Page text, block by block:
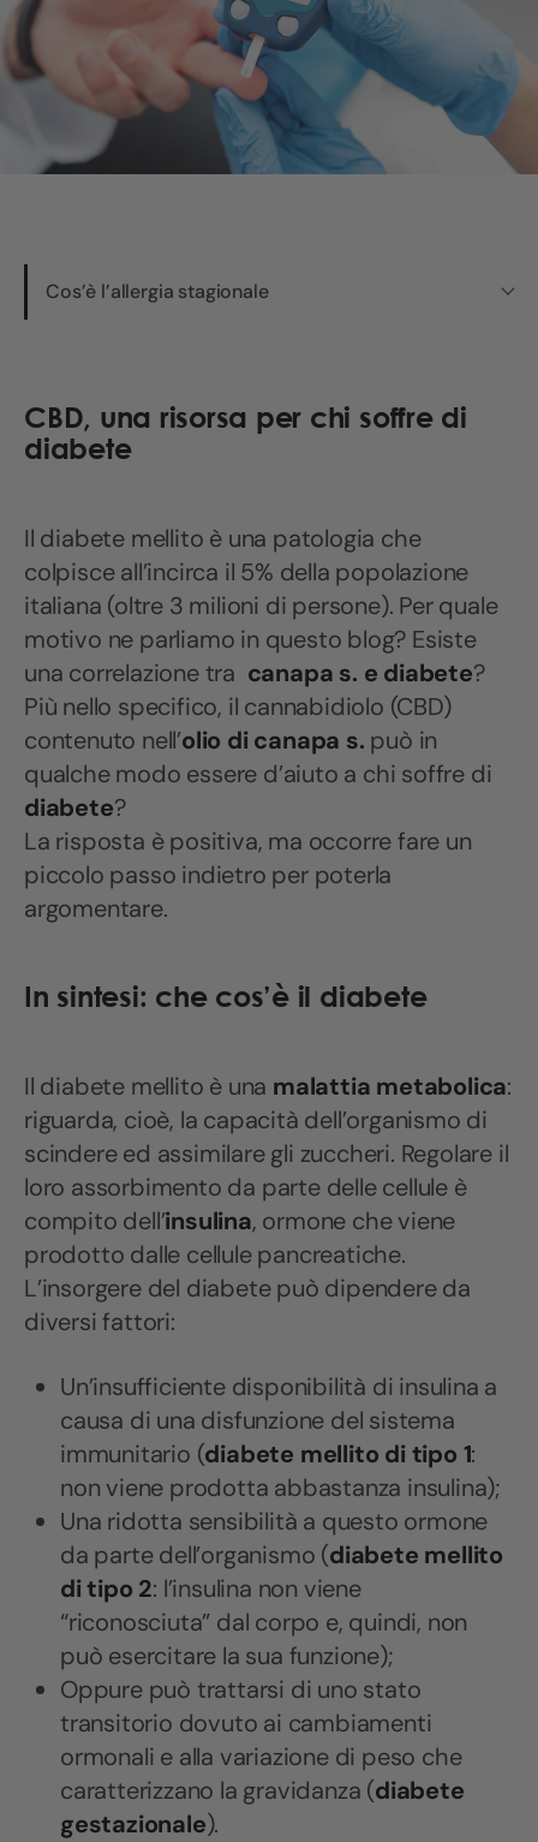
Cos’è l’allergia stagionale
CBD, una risorsa per chi soffre di
diabete
Il diabete mellito è una patologia che
colpisce all’incirca il 5% della popolazione
italiana (oltre 3 milioni di persone). Per quale
motivo ne parliamo in questo blog? Esiste
una correlazione tra canapa s. e diabete?
Più nello specifico, il cannabidiolo (CBD)
contenuto nell’olio dicanapa s. può in
qualche modo essere d’aiuto a chi soffre di
diabete?
La risposta è positiva, ma occorre fare un
piccolo passo indietro per poterla
argomentare.
In sintesi: che cos’è il diabete
Il diabete mellito è una malattia metabolica:
riguarda, cioè, la capacità dell’organismo di
scindere ed assimilare gli zuccheri. Regolare il
loro assorbimento da parte delle cellule è
compito dell’insulina, ormone che viene
prodotto dalle cellule pancreatiche.
L’insorgere del diabete può dipendere da
diversi fattori:
Un’insufficiente disponibilità di insulina a
causa di una disfunzione del sistema
immunitario (diabete mellito di tipo 1:
non viene prodotta abbastanza insulina);
Una ridotta sensibilità a questo ormone
da parte dell’organismo (diabete mellito
di tipo 2: l’insulina non viene
“riconosciuta” dal corpo e, quindi, non
può esercitare la sua funzione);
Oppure può trattarsi di uno stato
transitorio dovuto ai cambiamenti
ormonali e alla variazione di peso che
caratterizzano la gravidanza (diabete
gestazionale).